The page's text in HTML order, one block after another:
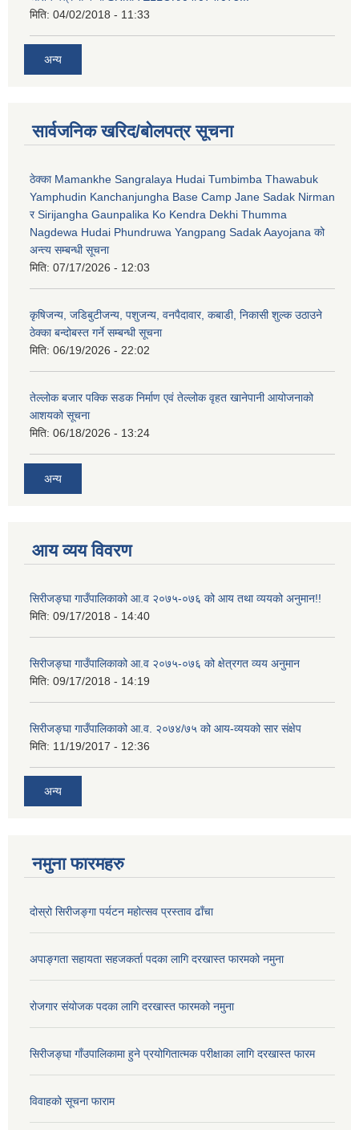
मिति: 04/02/2018 - 11:33
अन्य
सार्वजनिक खरिद/बोलपत्र सूचना
ठेक्का Mamankhe Sangralaya Hudai Tumbimba Thawabuk
Yamphudin Kanchanjungha Base Camp Jane Sadak Nirman
र Sirijangha Gaunpalika Ko Kendra Dekhi Thumma
Nagdewa Hudai Phundruwa Yangpang Sadak Aayojana को
अन्त्य सम्बन्धी सूचना
मिति: 07/17/2026 - 12:03
कृषिजन्य, जडिबुटीजन्य, पशुजन्य, वनपैदावार, कबाडी, निकासी शुल्क उठाउने
ठेक्का बन्दोबस्त गर्ने सम्बन्धी सूचना
मिति: 06/19/2026 - 22:02
तेल्लोक बजार पक्कि सडक निर्माण एवं तेल्लोक वृहत खानेपानी आयोजनाको
आशयको सूचना
मिति: 06/18/2026 - 13:24
अन्य
आय व्यय विवरण
सिरीजङ्घा गाउँपालिकाको आ.व २०७५-०७६ को आय तथा व्ययको अनुमान!!
मिति: 09/17/2018 - 14:40
सिरीजङ्घा गाउँपालिकाको आ.व २०७५-०७६ को क्षेत्रगत व्यय अनुमान
मिति: 09/17/2018 - 14:19
सिरीजङ्घा गाउँपालिकाको आ.व. २०७४/७५ को आय-व्ययको सार संक्षेप
मिति: 11/19/2017 - 12:36
अन्य
नमुना फारमहरु
दोस्रो सिरीजङ्गा पर्यटन महोत्सव प्रस्ताव ढाँचा
अपाङ्गता सहायता सहजकर्ता पदका लागि दरखास्त फारमको नमुना
रोजगार संयोजक पदका लागि दरखास्त फारमको नमुना
सिरीजङ्घा गाँउपालिकामा हुने प्रयोगितात्मक परीक्षाका लागि दरखास्त फारम
विवाहको सूचना फाराम